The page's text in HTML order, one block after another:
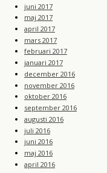
juni 2017
maj 2017
april 2017
mars 2017
februari 2017
januari 2017
december 2016
november 2016
oktober 2016
september 2016
augusti 2016
juli 2016
juni 2016
maj 2016
april 2016